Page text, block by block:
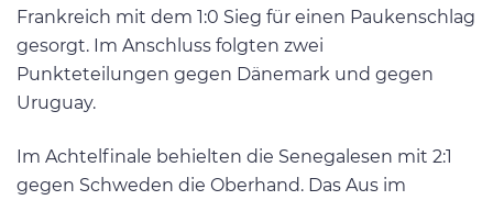
Frankreich mit dem 1:0 Sieg für einen Paukenschlag
gesorgt. Im Anschluss folgten zwei
Punkteteilungen gegen Dänemark und gegen
Uruguay.
Im Achtelfinale behielten die Senegalesen mit 2:1
gegen Schweden die Oberhand. Das Aus im